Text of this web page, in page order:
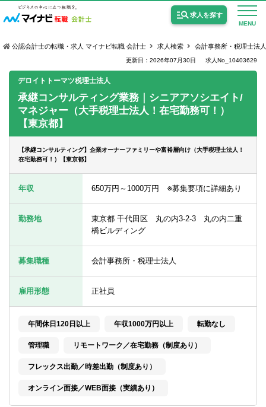
MENU
求人を探す
公認会計士の求人
監査法人の求人
女性会計士の転職
個別転職相談会・セミナー
非公開求人とは？
サービス紹介
転職お役立ち情報
公認会計士の転職・求人 マイナビ転職 会計士 求人検索 会計事務所・税理士法
更新日：2026年07月30日 求人No_10403629
デロイトトーマツ税理士法人
承継コンサルティング業務｜シニアアソシエイト/
マネジャー（大手税理士法人！在宅勤務可！）
【東京都】
【承継コンサルティング】企業オーナーファミリーや富裕層向け（大手税理士法人！
在宅勤務可！）【東京都】
年収 650万円～1000万円 ※募集要項に詳細あり
勤務地
東京都 千代田区 丸の内3-2-3 丸の内二重
橋ビルディング
募集職種 会計事務所・税理士法人
雇用形態 正社員
年間休日120日以上 年収1000万円以上 転勤なし
管理職 リモートワーク／在宅勤務（制度あり）
フレックス出勤／時差出勤（制度あり）
オンライン面接／WEB面接（実績あり）